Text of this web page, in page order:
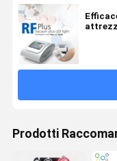
Prodotti